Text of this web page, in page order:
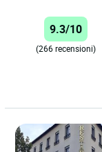
9.3/10
(266 recensioni)